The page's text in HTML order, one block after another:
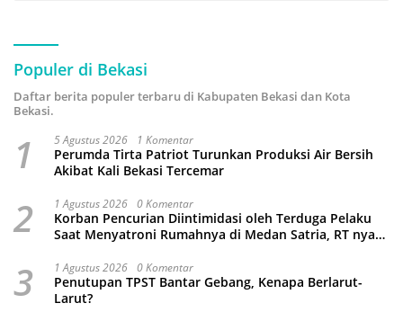
Populer di Bekasi
Daftar berita populer terbaru di Kabupaten Bekasi dan Kota
Bekasi.
1 5 Agustus 2026 1 Komentar
Perumda Tirta Patriot Turunkan Produksi Air Bersih
Akibat Kali Bekasi Tercemar
2 1 Agustus 2026 0 Komentar
Korban Pencurian Diintimidasi oleh Terduga Pelaku
Saat Menyatroni Rumahnya di Medan Satria, RT nya
3 1 Agustus 2026 0 Komentar
Penutupan TPST Bantar Gebang, Kenapa Berlarut-
Larut?